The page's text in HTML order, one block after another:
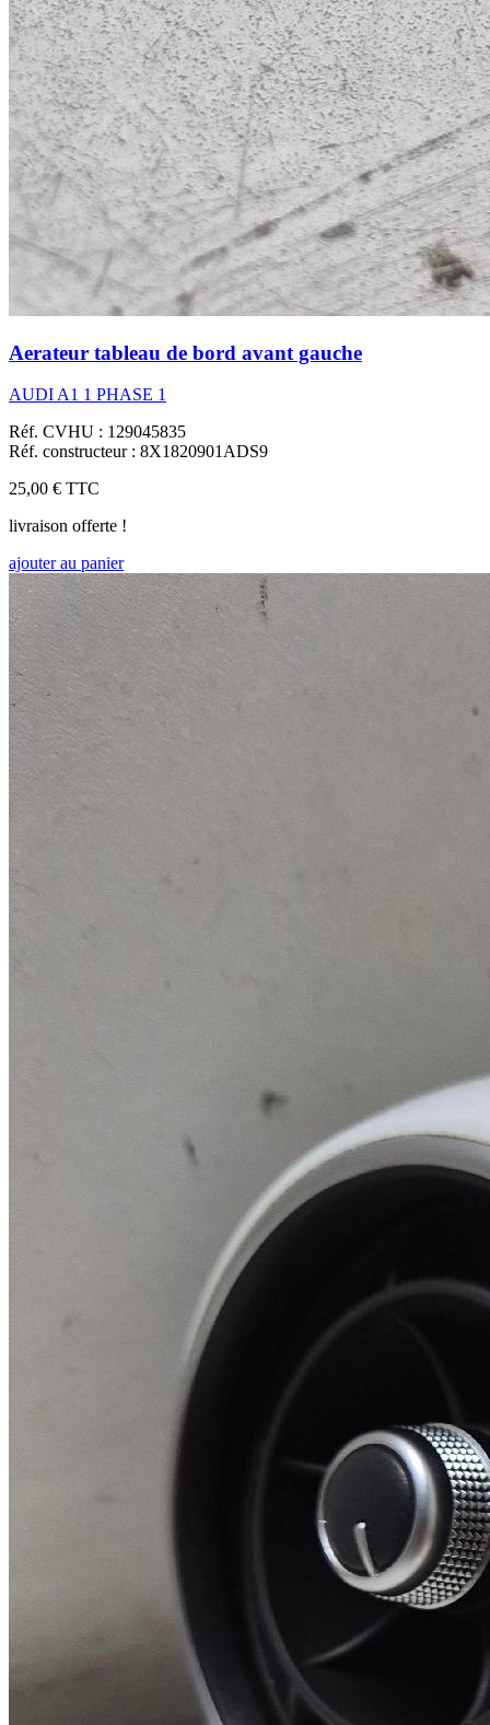
Aerateur tableau de bord avant gauche
AUDI A1 1 PHASE 1
Réf. CVHU : 129045835
Réf. constructeur : 8X1820901ADS9
25,00 € TTC
livraison offerte !
ajouter au panier